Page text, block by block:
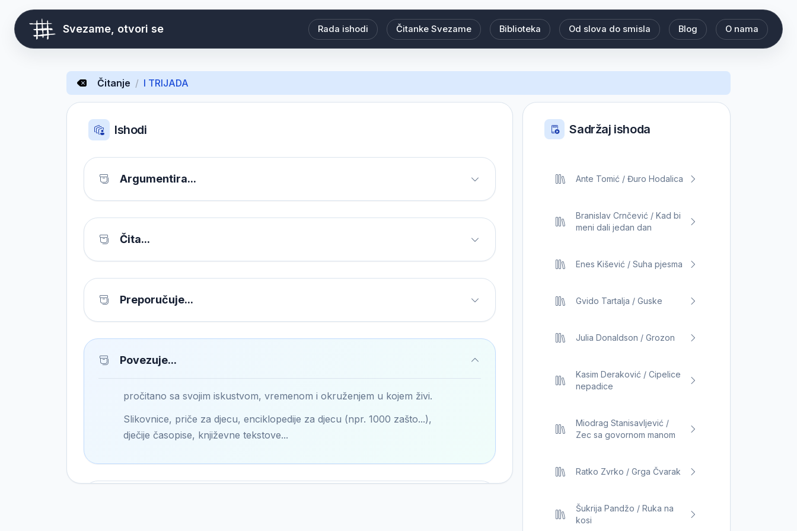
Svezame, otvori se Rada ishodi Čitanke Svezame Biblioteka Od slova do smisla Blog O nama
Čitanje / I TRIJADA
Ishodi
Argumentira...
Čita...
Preporučuje...
Povezuje...
pročitano sa svojim iskustvom, vremenom i okruženjem u kojem živi.
Slikovnice, priče za djecu, enciklopedije za djecu (npr. 1000 zašto...),
dječije časopise, književne tekstove...
Sadržaj ishoda
Ante Tomić / Đuro Hodalica
Branislav Crnčević / Kad bi
meni dali jedan dan
Enes Kišević / Suha pjesma
Gvido Tartalja / Guske
Julia Donaldson / Grozon
Kasim Deraković / Cipelice
nepadice
Miodrag Stanisavljević /
Zec sa govornom manom
Ratko Zvrko / Grga Čvarak
Šukrija Pandžo / Ruka na
kosi